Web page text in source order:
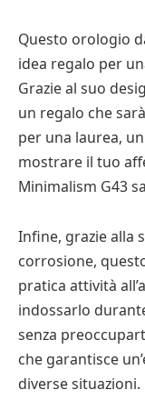
Questo orologio
idea regalo per
Grazie al suo
un regalo che
per una laurea,
mostrare il tuo
Minimalism G43
Infine, grazie alla
corrosione,
pratica attività
indossarlo
senza
che garantisce
diverse situazioni.